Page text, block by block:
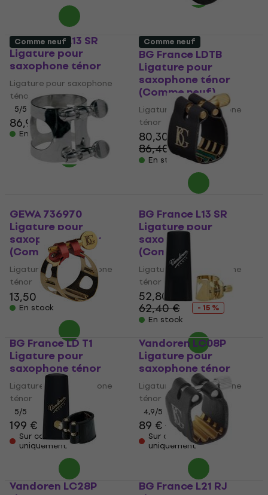
BG France L13 SR
Ligature pour
saxophone ténor
Ligature pour saxophone
ténor
5/5
86,90 €
En stock
BG France LDTB
Ligature pour
saxophone ténor
(Comme neuf)
Ligature pour saxophone
ténor
80,30 €
86,40 €
- 7 %
En stock
Comme neuf
GEWA 736970
Ligature pour
saxophone ténor
(Comme neuf)
Ligature pour saxophone
ténor
13,50 € 15,10 €
En stock
Comme neuf
BG France L13 SR
Ligature pour
saxophone ténor
(Comme neuf)
Ligature pour saxophone
ténor
52,80 €
62,40 €
- 15 %
En stock
BG France LD T1
Ligature pour
saxophone ténor
Ligature pour saxophone
ténor
5/5
199 €
Sur commande
uniquement
Vandoren LC08P
Ligature pour
saxophone ténor
Ligature pour saxophone
ténor
4,9/5
89 €91 €
Sur commande
uniquement
Vandoren LC28P BG France L21 RJ